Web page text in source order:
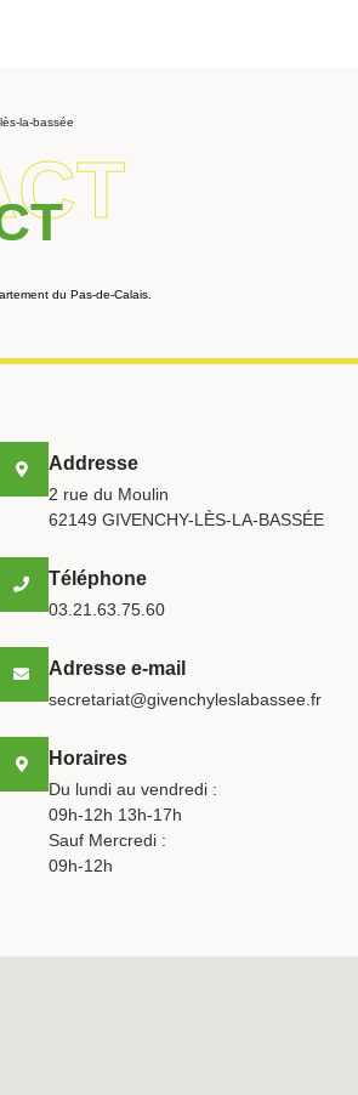
la-bassée
du Pas-de-Calais.
Addresse
2 rue du Moulin
62149 GIVENCHY-LÈS-LA-BASSÉE
Téléphone
03.21.63.75.60
Adresse e-mail
secretariat@givenchyleslabassee.fr
Horaires
Du lundi au vendredi :
09h-12h 13h-17h
Sauf Mercredi :
09h-12h